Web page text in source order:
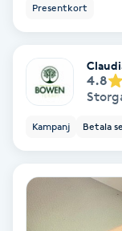
Kroppsinpackning
Kroppspeeling
Käkledsbehandling
Presentkort
4.8
Kampanj Betala